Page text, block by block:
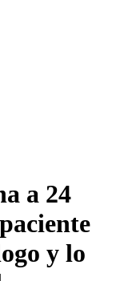
a 24
y lo